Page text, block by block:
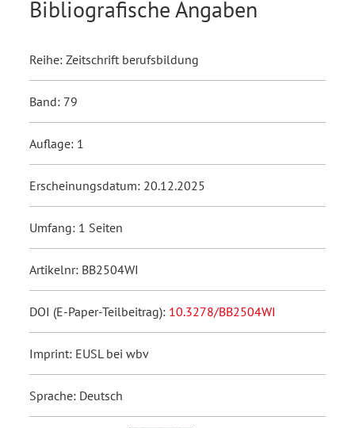
Bibliografische Angaben
Reihe: Zeitschrift berufsbildung
Band: 79
Auflage: 1
Erscheinungsdatum: 20.12.2025
Umfang: 1 Seiten
Artikelnr: BB2504WI
DOI (E-Paper-Teilbeitrag): 10.3278/BB2504WI
Imprint: EUSL bei wbv
Sprache: Deutsch